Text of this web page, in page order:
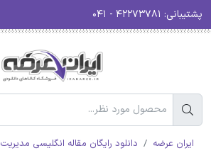
پشتیبانی:
ایران عرضه دانلود رایگان مقاله انگلیسی مدیریت